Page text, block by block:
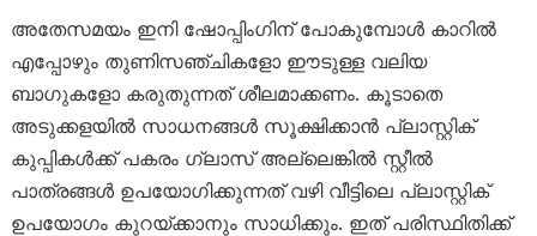
അതേസമയം ഇനി ഷോപ്പിംഗിന് പോകുമ്പോൾ കാറിൽ
എപ്പോഴും തുണിസഞ്ചികളോ ഈടുള്ള വലിയ
ബാഗുകളോ കരുതുന്നത് ശീലമാക്കണം. കൂടാതെ
അടുക്കളയിൽ സാധനങ്ങൾ സൂക്ഷിക്കാൻ പ്ലാസ്റ്റിക്
കുപ്പികൾക്ക് പകരം ഗ്ലാസ് അല്ലെങ്കിൽ സ്റ്റീൽ
പാത്രങ്ങൾ ഉപയോഗിക്കുന്നത് വഴി വീട്ടിലെ പ്ലാസ്റ്റിക്
ഉപയോഗം കുറയ്ക്കാനും സാധിക്കും. ഇത് പരിസ്ഥിതിക്ക്